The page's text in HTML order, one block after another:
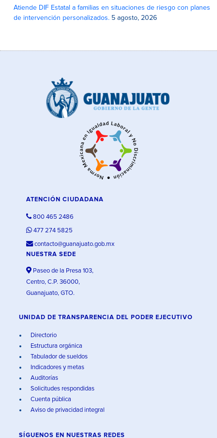
Atiende DIF Estatal a familias en situaciones de riesgo con planes
de intervención personalizados. 5 agosto, 2026
ATENCIÓN CIUDADANA
800 465 2486
477 274 5825
contacto@guanajuato.gob.mx
NUESTRA SEDE
Paseo de la Presa 103,
Centro, C.P. 36000,
Guanajuato, GTO.
UNIDAD DE TRANSPARENCIA DEL PODER EJECUTIVO
Directorio
Estructura orgánica
Tabulador de sueldos
Indicadores y metas
Auditorías
Solicitudes respondidas
Cuenta pública
Aviso de privacidad integral
SÍGUENOS EN NUESTRAS REDES